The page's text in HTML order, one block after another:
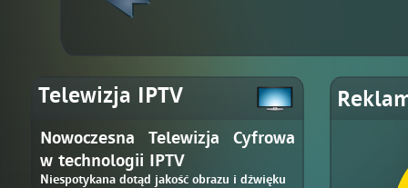
Telewizja IPTV
Nowoczesna Telewizja Cyfrowa
w technologii IPTV
Niespotykana dotąd jakość obrazu i dźwięku